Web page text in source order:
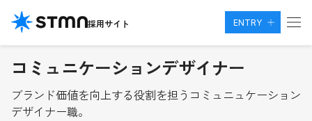
採用サイト ENTRY
コミュニケーションデザイナー
ブランド価値を向上する役割を担うコミュニュケーション
デザイナー職。